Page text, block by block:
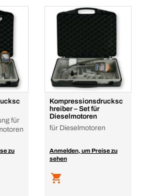
für
zu
Kompressionsdrucksc
hreiber – Set für
Dieselmotoren
für Dieselmotoren
Anmelden, um Preise zu
sehen